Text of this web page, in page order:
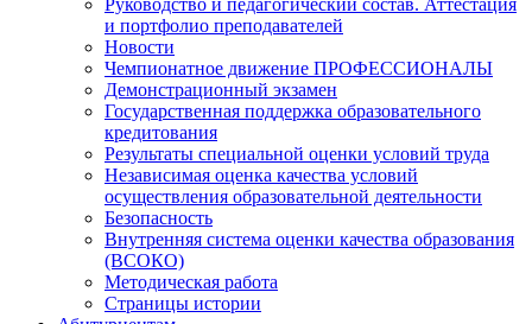
и портфолио преподавателей
Новости
Чемпионатное движение ПРОФЕССИОНАЛЫ
Демонстрационный экзамен
Государственная поддержка образовательного
кредитования
Результаты специальной оценки условий труда
Независимая оценка качества условий
осуществления образовательной деятельности
Безопасность
Внутренняя система оценки качества образования
(ВСОКО)
Методическая работа
Страницы истории